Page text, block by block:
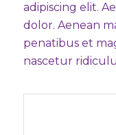
adipiscing elit.
dolor. Aenean
penatibus et
nascetur